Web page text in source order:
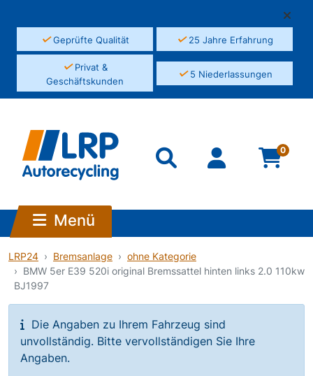
✓Geprüfte Qualität ✓25 Jahre Erfahrung
✓Privat &
Geschäftskunden
✓5 Niederlassungen
0
Menü
LRP24 Bremsanlage
ohne Kategorie
BMW 5er E39 520i original Bremssattel hinten links 2.0 110kw
BJ1997
Die Angaben zu Ihrem Fahrzeug sind
unvollständig. Bitte vervollständigen Sie Ihre
Angaben.